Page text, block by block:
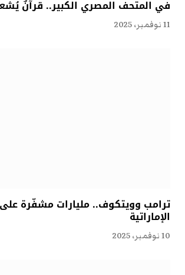
في المتحف المصري الكبير.. قرآنٌ
11 نوفمبر، 2025
ترامب وويتكوف.. مليارات مشفّرة على
الإماراتية
10 نوفمبر، 2025